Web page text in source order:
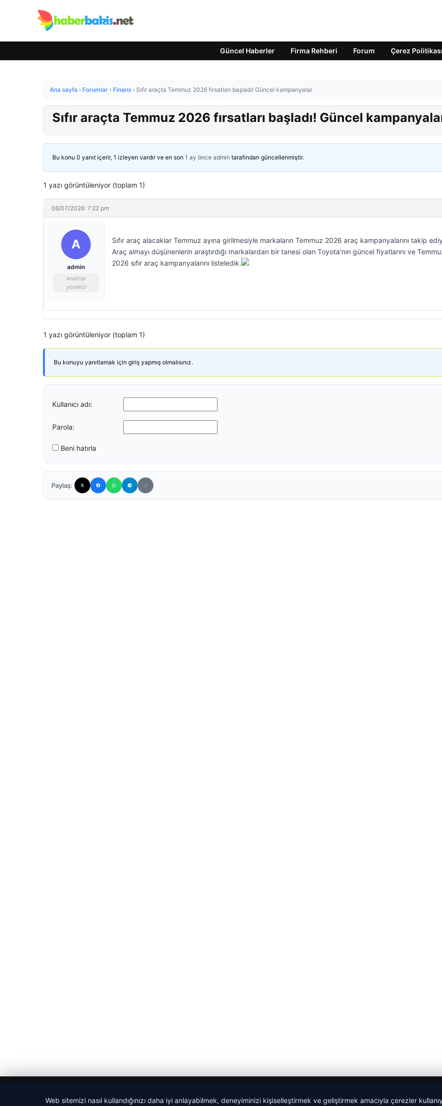
Güncel Haberler Firma Rehberi Forum Çerez Politikası
Ana sayfa › Forumlar › Finans › Sıfır araçta Temmuz 2026 fırsatları başladı! Güncel kampanyalar
Sıfır araçta Temmuz 2026 fırsatları başladı! Güncel
Bu konu 0 yanıt içerir, 1 izleyen vardır ve en son 1 ay önce admin tarafından güncellenmiştir.
1 yazı görüntüleniyor (toplam 1)
06/07/2026: 7:22 pm
A
admin
Anahtar
yönetici
Sıfır araç alacaklar Temmuz ayına girilmesiyle markaların Temmuz 2026 araç kampanyalarını takip
Araç almayı düşünenlerin araştırdığı markalardan bir tanesi olan Toyota’nın güncel fiyatlarını ve
2026 sıfır araç kampanyalarını listeledik.
1 yazı görüntüleniyor (toplam 1)
Bu konuyu yanıtlamak için giriş yapmış olmalısınız.
Kullanıcı adı:
Parola:
Beni hatırla
Paylaş:
Web sitemizi nasıl kullandığınızı daha iyi anlayabilmek, deneyiminizi kişiselleştirmek ve geliştirmek amacıyla çerezler